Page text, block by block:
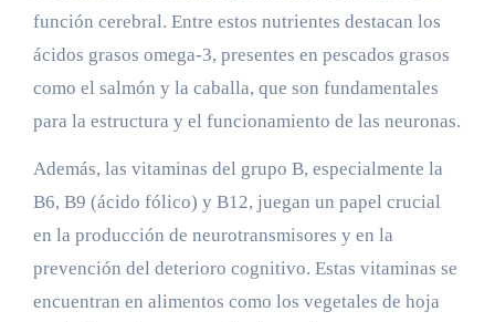
función cerebral. Entre estos nutrientes destacan los
ácidos grasos omega-3, presentes en pescados grasos
como el salmón y la caballa, que son fundamentales
para la estructura y el funcionamiento de las neuronas.
Además, las vitaminas del grupo B, especialmente la
B6, B9 (ácido fólico) y B12, juegan un papel crucial
en la producción de neurotransmisores y en la
prevención del deterioro cognitivo. Estas vitaminas se
encuentran en alimentos como los vegetales de hoja